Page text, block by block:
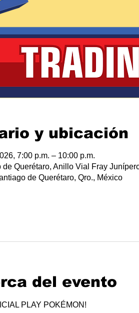
y ubicación
7:00 p.m. – 10:00 p.m.
de Querétaro, Anillo Vial Fray
de Querétaro, Qro., México
del evento
PLAY POKÉMON!